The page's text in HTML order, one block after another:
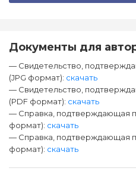
Документы для
— Свидетельство,
(JPG формат): скачать
— Свидетельство,
(PDF формат): скачать
— Справка, подтверждающая
формат): скачать
— Справка, подтверждающая
формат): скачать